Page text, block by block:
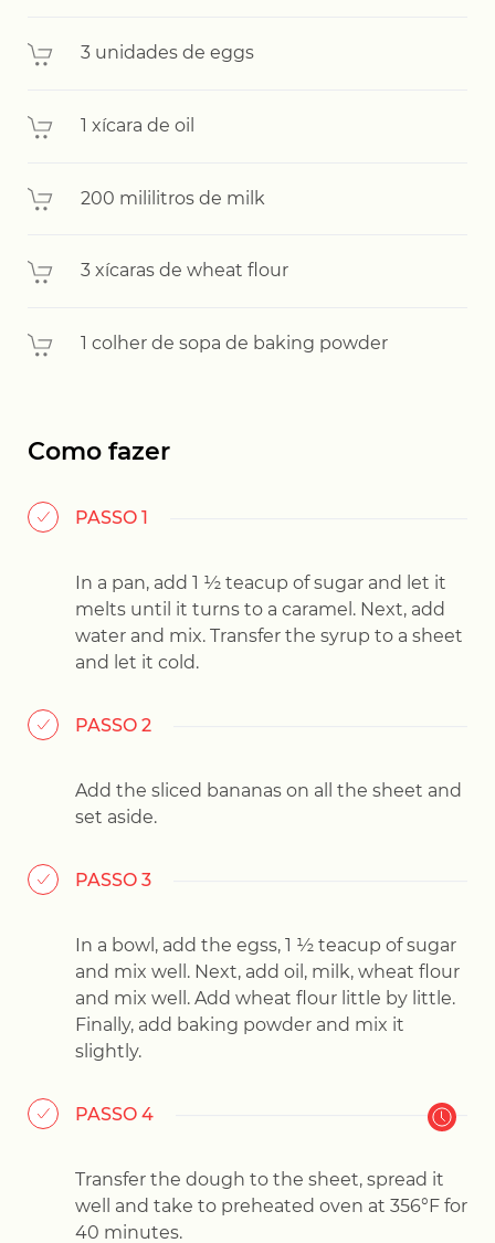
Como fazer
PASSO 1
In a pan, add 1 ½ teacup of sugar and let it
melts until it turns to a caramel. Next, add
water and mix. Transfer the syrup to a sheet
and let it cold.
PASSO 2
Add the sliced bananas on all the sheet and
set aside.
PASSO 3
In a bowl, add the egss, 1 ½ teacup of sugar
and mix well. Next, add oil, milk, wheat flour
and mix well. Add wheat flour little by little.
Finally, add baking powder and mix it
slightly.
PASSO 4
Transfer the dough to the sheet, spread it
well and take to preheated oven at 356°F for
40 minutes.
3 unidades de eggs
1 xícara de oil
200 mililitros de milk
3 xícaras de wheat flour
1 colher de sopa de baking powder